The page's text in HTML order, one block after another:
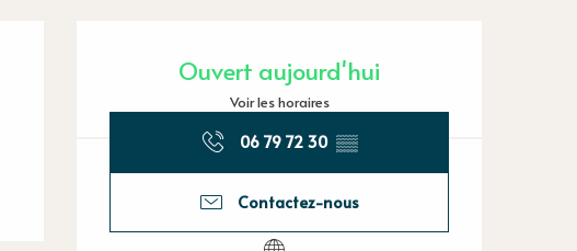
Ouverture
Ouvert aujourd'hui
Voir les horaires
06 79 72 30 ▒▒
Contactez-nous